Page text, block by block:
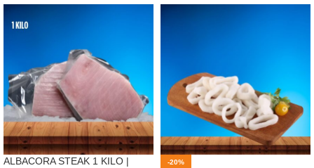
ALBACORA STEAK 1 KILO |
-20%